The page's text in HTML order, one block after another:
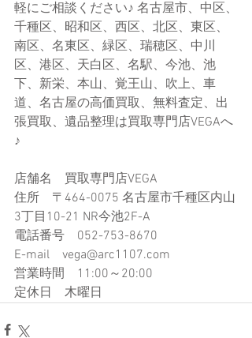
軽にご相談ください♪ 名古屋市、中区、
千種区、昭和区、西区、北区、東区、
南区、名東区、緑区、瑞穂区、中川
区、港区、天白区、名駅、今池、池
下、新栄、本山、覚王山、吹上、車
道、名古屋の高価買取、無料査定、出
張買取、遺品整理は買取専門店VEGAへ
♪
店舗名　買取専門店VEGA
住所　〒464-0075 名古屋市千種区内山
3丁目10-21​ NR今池2F-A
電話番号　052-753-8670
E-mail　vega@arc1107.com​
営業時間　11:00～20:00
定休日　木曜日